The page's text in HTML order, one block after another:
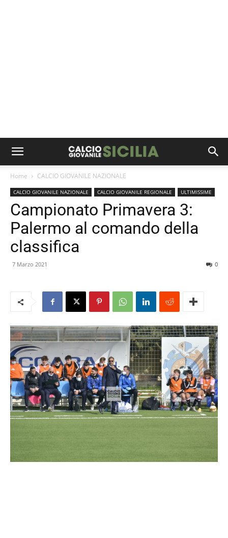
Home CALCIO GIOVANILE NAZIONALE
CALCIO GIOVANILE NAZIONALE CALCIO GIOVANILE REGIONALE ULTIMISSIME
Campionato Primavera 3:
Palermo al comando della
classifica
7 Marzo 2021 0